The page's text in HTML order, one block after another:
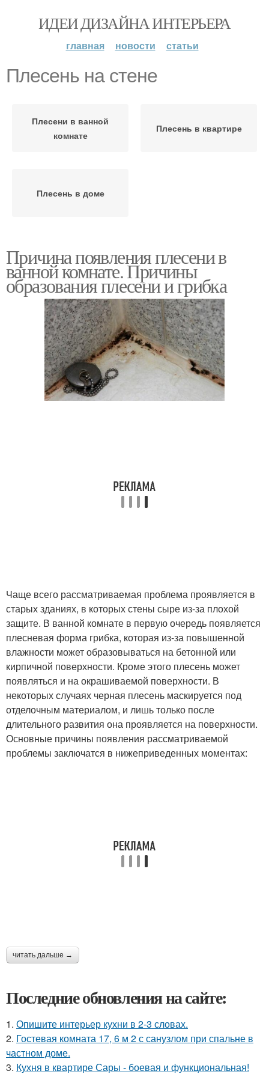
ИДЕИ ДИЗАЙНА ИНТЕРЬЕРА
главная новости статьи
Плесень на стене
Плесени в ванной
комнате
Плесень в квартире
Плесень в доме
Причина появления плесени в
ванной комнате. Причины
образования плесени и грибка
Чаще всего рассматриваемая проблема проявляется в
старых зданиях, в которых стены сыре из-за плохой
защите. В ванной комнате в первую очередь появляется
плесневая форма грибка, которая из-за повышенной
влажности может образовываться на бетонной или
кирпичной поверхности. Кроме этого плесень может
появляться и на окрашиваемой поверхности. В
некоторых случаях черная плесень маскируется под
отделочным материалом, и лишь только после
длительного развития она проявляется на поверхности.
Основные причины появления рассматриваемой
проблемы заключатся в нижеприведенных моментах:
читать дальше →
Последние обновления на сайте:
1. Опишите интерьер кухни в 2-3 словах.
2. Гостевая комната 17, 6 м 2 с санузлом при спальне в
частном доме.
3. Кухня в квартире Сары - боевая и функциональная!